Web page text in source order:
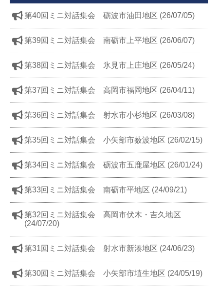
第40回ミニ対話集会 砺波市油田地区 (26/07/05)
第39回ミニ対話集会 南砺市上平地区 (26/06/07)
第38回ミニ対話集会 氷見市上庄地区 (26/05/24)
第37回ミニ対話集会 高岡市福岡地区 (26/04/11)
第36回ミニ対話集会 射水市小杉地区 (26/03/08)
第35回ミニ対話集会 小矢部市薮波地区 (26/02/15)
第34回ミニ対話集会 砺波市五鹿屋地区 (26/01/24)
第33回ミニ対話集会 南砺市平地区 (24/09/21)
第32回ミニ対話集会 高岡市伏木・吉久地区
(24/07/20)
第31回ミニ対話集会 射水市新湊地区 (24/06/23)
第30回ミニ対話集会 小矢部市埴生地区 (24/05/19)